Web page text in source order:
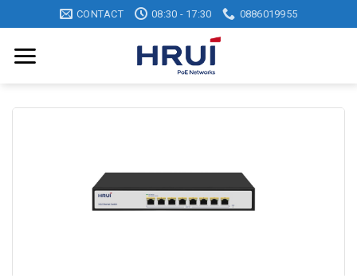
to
content
CONTACT 08:30 - 17:30 0886019955